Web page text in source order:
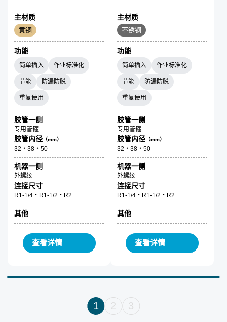
主材质
黄铜
功能
简单插入 作业标准化
节能 防漏防脱
重复使用
胶管一侧
专用管箍
胶管内径（mm）
32・38・50
机器一侧
外螺纹
连接尺寸
R1-1/4・R1-1/2・R2
其他
查看详情
主材质
不锈钢
功能
简单插入 作业标准化
节能 防漏防脱
重复使用
胶管一侧
专用管箍
胶管内径 （mm）
32・38・50
机器一侧
外螺纹
连接尺寸
R1-1/4・R1-1/2・R2
其他
查看详情
1 2 3